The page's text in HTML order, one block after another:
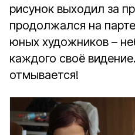
рисунок выходил за
продолжался на
юных художников –
каждого своё
отмывается!